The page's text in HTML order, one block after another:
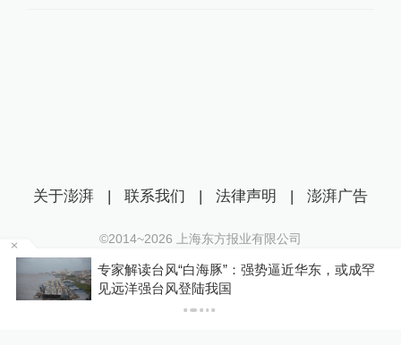
风“白海豚”：强势逼近华东，或成罕
风登陆我国
“梅姨”年龄超
关于澎湃 | 联系我们 | 法律声明 | 澎湃广告
©2014~2026 上海东方报业有限公司
沪ICP证：沪B2-20170116 | 沪ICP备14003370号
互联网新闻信息服务许可证：31120170006
沪公网安备 31010602000299号